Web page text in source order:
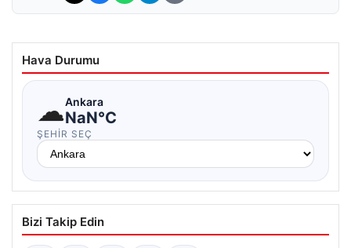
Hava Durumu
☁Ankara
NaN°C
ŞEHIR SEÇ
Bizi Takip Edin